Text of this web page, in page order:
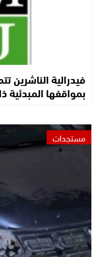
فيدرالية الناشرين
بمواقفها المبدئية
مستجدات